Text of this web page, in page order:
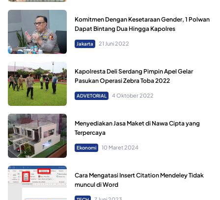
Komitmen Dengan Kesetaraan Gender, 1 Polwan
Dapat Bintang Dua Hingga Kapolres
Jakarta 21 Juni 2022
Kapolresta Deli Serdang Pimpin Apel Gelar
Pasukan Operasi Zebra Toba 2022
ADVETORIAL 4 Oktober 2022
Menyediakan Jasa Maket di Nawa Cipta yang
Terpercaya
Ekonomi 10 Maret 2024
Cara Mengatasi Insert Citation Mendeley Tidak
muncul di Word